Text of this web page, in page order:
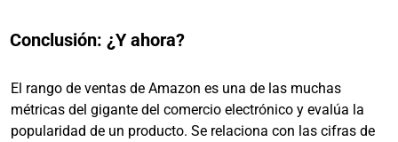
Conclusión: ¿Y ahora?
El rango de ventas de Amazon es una de las muchas
métricas del gigante del comercio electrónico y evalúa la
popularidad de un producto. Se relaciona con las cifras de